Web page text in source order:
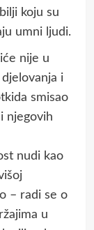
koju su
umni ljudi.
nije u
i
smisao
njegovih
nudi kao
– radi se o
u